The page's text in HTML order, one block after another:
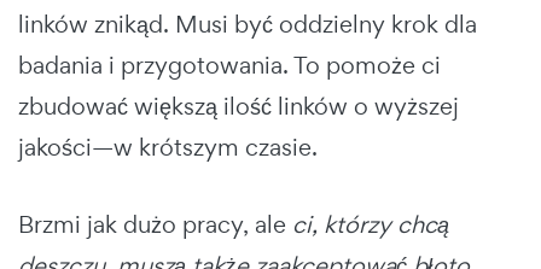
linków znikąd. Musi być oddzielny krok dla
badania i przygotowania. To pomoże ci
zbudować większą ilość linków o wyższej
jakości—w krótszym czasie.
Brzmi jak dużo pracy, ale ci, którzy chcą